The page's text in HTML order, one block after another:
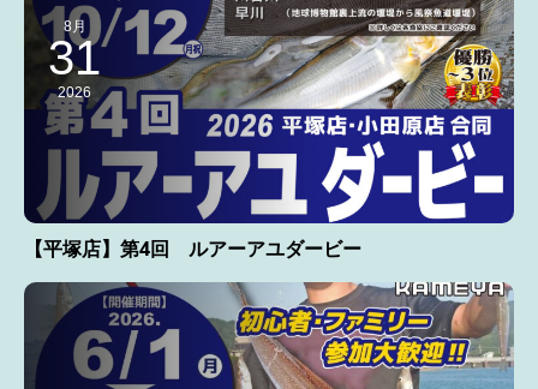
8月
31
2026
【平塚店】第4回 ルアーアユダービー